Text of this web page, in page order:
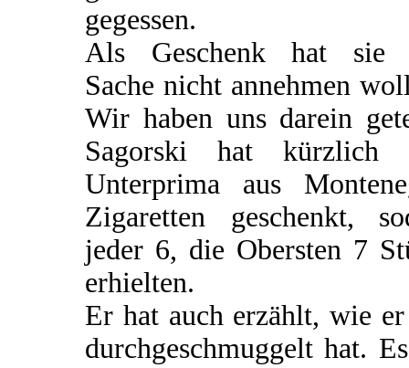
gegessen.
Als Geschenk hat sie
Sache nicht annehmen
Wir haben uns darein
Sagorski hat kürzlich
Unterprima aus
Zigaretten geschenkt,
jeder 6, die Obersten 7
erhielten.
Er hat auch erzählt, wie
durchgeschmuggelt hat.